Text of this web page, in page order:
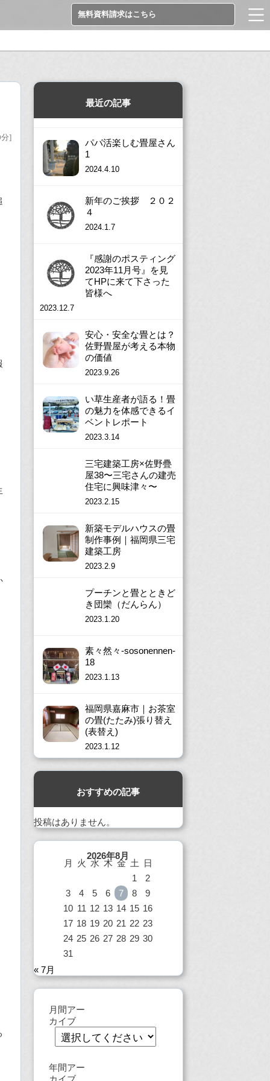
分]
最近の記事
パパ活楽しむ畳屋さん
1
2024.4.10
新年のご挨拶 ２０２
４
2024.1.7
『感謝のポスティング
2023年11月号』を見
てHPに来て下さった
皆様へ
2023.12.7
安心・安全な畳とは？
佐野畳屋が考える本物
の価値
2023.9.26
い草生産者が語る！畳
の魅力を体感できるイ
ベントレポート
2023.3.14
三宅建築工房×佐野疊
屋38〜三宅さんの建売
住宅に興味津々〜
2023.2.15
新築モデルハウスの畳
制作事例｜福岡県三宅
建築工房
2023.2.9
プーチンと畳とときど
き団欒（だんらん）
2023.1.20
素々然々-sosonennen-
18
2023.1.13
福岡県嘉麻市｜お茶室
の畳(たたみ)張り替え
(表替え)
2023.1.12
おすすめの記事
投稿はありません。
2026年8月
月 火 水 木 金 土
日
1
2
3
4 5 6 7 8
9
10 11 12 13 14 15 16
17 18 19 20 21 22 23
24 25 26 27 28 29 30
31
« 7月
月間アー
カイブ
年間アー
カイブ
無料資料請求はこちら